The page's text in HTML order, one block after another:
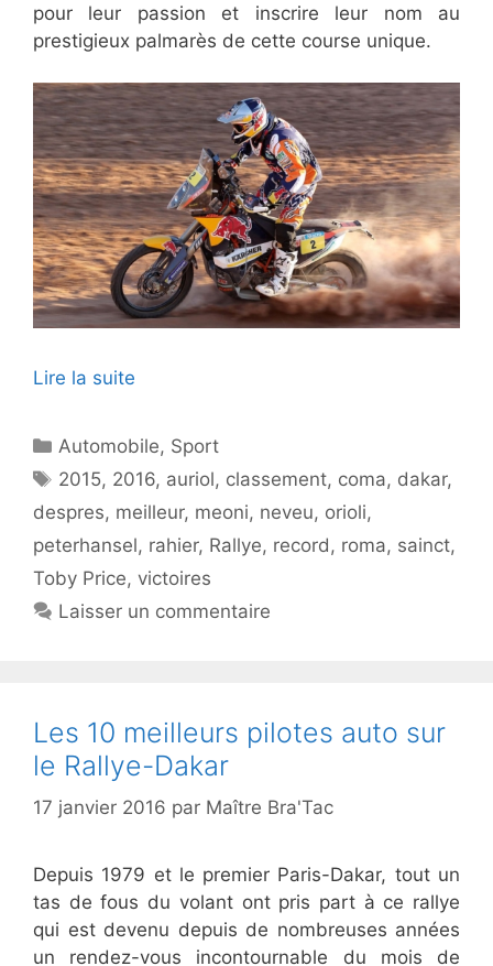
pour leur passion et inscrire leur nom au
prestigieux palmarès de cette course unique.
Lire la suite
Catégories
Automobile, Sport
Étiquettes
2015, 2016, auriol, classement, coma, dakar,
despres, meilleur, meoni, neveu, orioli,
peterhansel, rahier, Rallye, record , roma, sainct,
Toby Price, victoires
Laisser un commentaire
Les 10 meilleurs pilotes auto sur
le Rallye-Dakar
17 janvier 2016 par Maître Bra'Tac
Depuis 1979 et le premier Paris-Dakar, tout un
tas de fous du volant ont pris part à ce rallye
qui est devenu depuis de nombreuses années
un rendez-vous incontournable du mois de